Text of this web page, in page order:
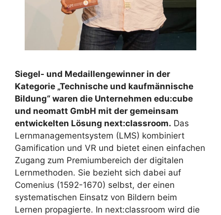
Siegel- und Medaillengewinner in der
Kategorie „Technische und kaufmännische
Bildung“ waren die Unternehmen edu:cube
und neomatt GmbH mit der gemeinsam
entwickelten Lösung next:classroom. Das
Lernmanagementsystem (LMS) kombiniert
Gamification und VR und bietet einen einfachen
Zugang zum Premiumbereich der digitalen
Lernmethoden. Sie bezieht sich dabei auf
Comenius (1592-1670) selbst, der einen
systematischen Einsatz von Bildern beim
Lernen propagierte. In next:classroom wird die